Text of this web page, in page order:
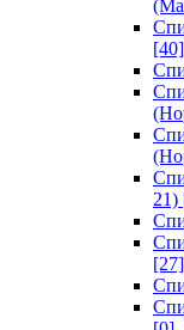
[40]
21)
[27]